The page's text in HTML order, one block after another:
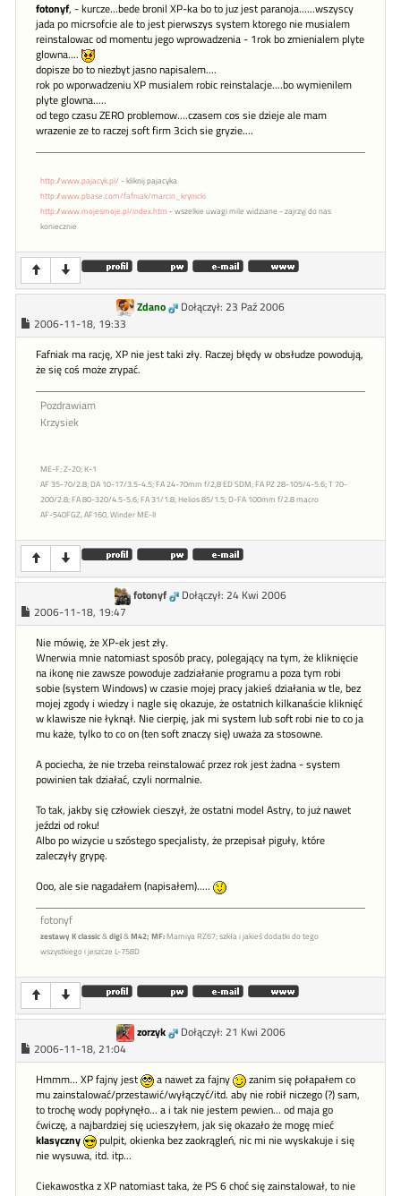
fotonyf, - kurcze...bede bronil XP-ka bo to juz jest paranoja......wszyscy
jada po micrsofcie ale to jest pierwszys system ktorego nie musialem
reinstalowac od momentu jego wprowadzenia - 1rok bo zmienialem plyte
glowna....
dopisze bo to niezbyt jasno napisalem....
rok po wporwadzeniu XP musialem robic reinstalacje....bo wymienilem
plyte glowna.....
od tego czasu ZERO problemow....czasem cos sie dzieje ale mam
wrazenie ze to raczej soft firm 3cich sie gryzie....
http://www.pajacyk.pl/ - kliknij pajacyka
http://www.pbase.com/fafniak/marcin_krynicki
http://www.mojesmoje.pl/index.htm - wszelkie uwagi mile widziane - zajrzyj do nas
koniecznie
Zdano
Dołączył: 23 Paź 2006
2006-11-18, 19:33
Fafniak ma rację, XP nie jest taki zły. Raczej błędy w obsłudze powodują,
że się coś może zrypać.
Pozdrawiam
Krzysiek
ME-F; Z-20; K-1
AF 35-70/2.8; DA 10-17/3.5-4.5; FA 24-70mm f/2,8 ED SDM; FA PZ 28-105/4-5.6; T 70-
200/2.8; FA 80-320/4.5-5.6; FA 31/1.8; Helios 85/1.5; D-FA 100mm f/2.8 macro
AF-540FGZ, AF160, Winder ME-II
fotonyf
Dołączył: 24 Kwi 2006
2006-11-18, 19:47
Nie mówię, że XP-ek jest zły.
Wnerwia mnie natomiast sposób pracy, polegający na tym, że kliknięcie
na ikonę nie zawsze powoduje zadziałanie programu a poza tym robi
sobie (system Windows) w czasie mojej pracy jakieś działania w tle, bez
mojej zgody i wiedzy i nagle się okazuje, że ostatnich kilkanaście kliknięć
w klawisze nie łyknął. Nie cierpię, jak mi system lub soft robi nie to co ja
mu każe, tylko to co on (ten soft znaczy się) uważa za stosowne.
A pociecha, że nie trzeba reinstalować przez rok jest żadna - system
powinien tak działać, czyli normalnie.
To tak, jakby się człowiek cieszył, że ostatni model Astry, to już nawet
jeździ od roku!
Albo po wizycie u szóstego specjalisty, że przepisał piguły, które
zaleczyły grypę.
Ooo, ale sie nagadałem (napisałem).....
fotonyf
zestawy K classic&digi&M42; MF:Mamiya RZ67; szkła i jakieś dodatki do tego
wszystkiego i jeszcze L-758D
zorzyk
Dołączył: 21 Kwi 2006
2006-11-18, 21:04
Hmmm... XP fajny jest
a nawet za fajny
zanim się połapałem co
mu zainstalować/przestawić/wyłączyć/itd. aby nie robił niczego (?) sam,
to trochę wody popłynęło... a i tak nie jestem pewien... od maja go
ćwiczę, a najbardziej się ucieszyłem, jak się okazało że mogę mieć
klasyczny
pulpit, okienka bez zaokrągleń, nic mi nie wyskakuje i się
nie wysuwa, itd. itp...
Ciekawostka z XP natomiast taka, że PS 6 choć się zainstalował, to nie